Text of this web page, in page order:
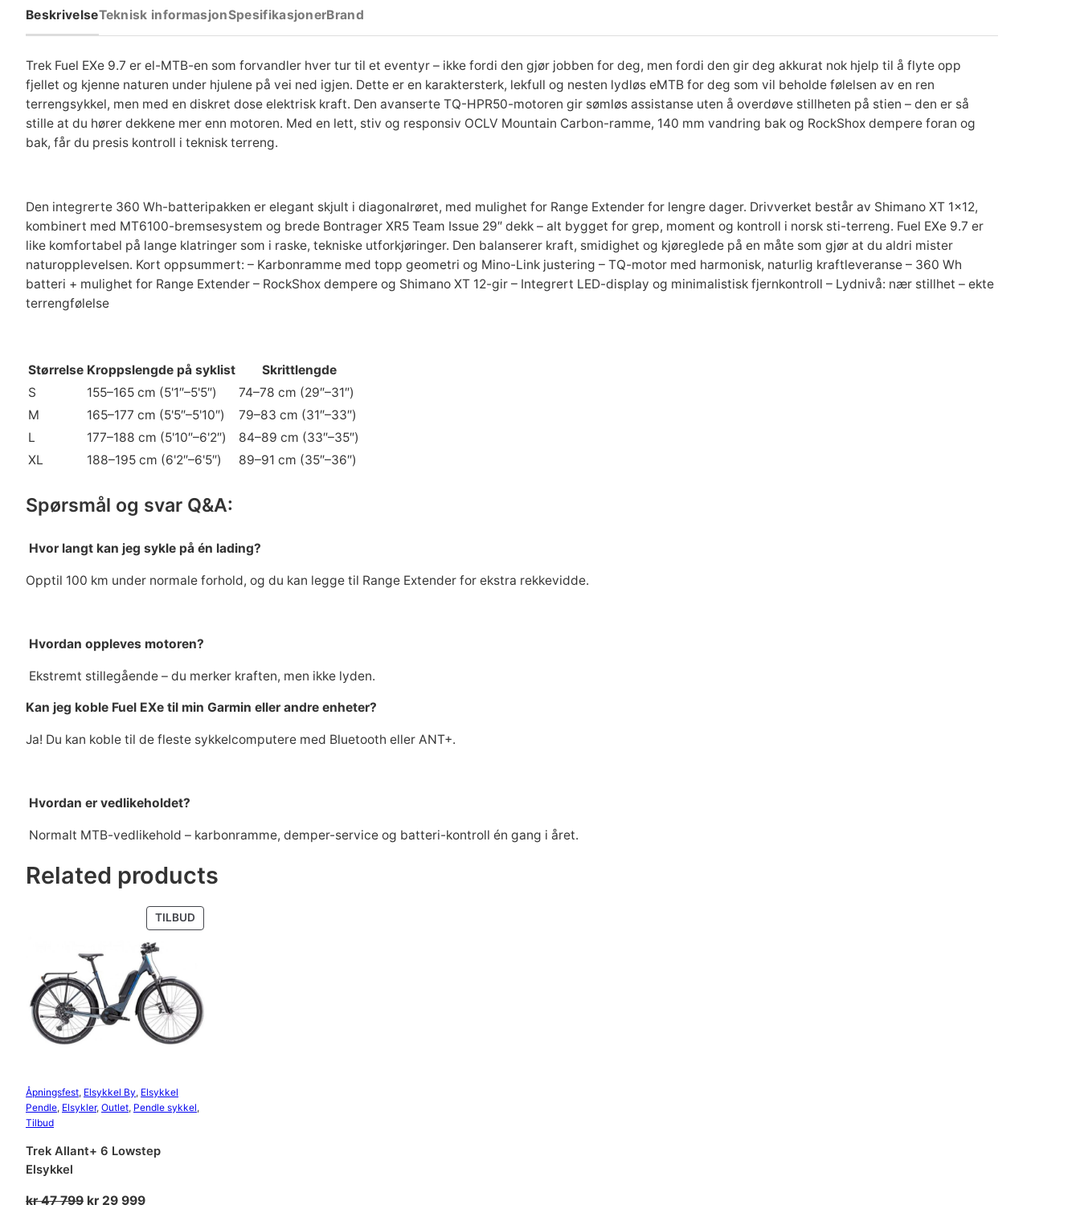
g
s
y
k
k
e
BeskrivelseTeknisk informasjonSpesifikasjonerBrand
Trek Fuel EXe 9.7 er el-MTB-en som forvandler hver tur til et eventyr – ikke fordi den gjør jobben for deg, men fordi den gir deg akkurat nok hjelp til å flyte opp
fjellet og kjenne naturen under hjulene på vei ned igjen. Dette er en karaktersterk, lekfull og nesten lydløs eMTB for deg som vil beholde følelsen av en ren
terrengsykkel, men med en diskret dose elektrisk kraft. Den avanserte TQ-HPR50-motoren gir sømløs assistanse uten å overdøve stillheten på stien – den er så
stille at du hører dekkene mer enn motoren. Med en lett, stiv og responsiv OCLV Mountain Carbon-ramme, 140 mm vandring bak og RockShox dempere foran og
bak, får du presis kontroll i teknisk terreng.
Den integrerte 360 Wh-batteripakken er elegant skjult i diagonalrøret, med mulighet for Range Extender for lengre dager. Drivverket består av Shimano XT 1×12,
kombinert med MT6100-bremsesystem og brede Bontrager XR5 Team Issue 29″ dekk – alt bygget for grep, moment og kontroll i norsk sti-terreng. Fuel EXe 9.7 er
like komfortabel på lange klatringer som i raske, tekniske utforkjøringer. Den balanserer kraft, smidighet og kjøreglede på en måte som gjør at du aldri mister
naturopplevelsen. Kort oppsummert: – Karbonramme med topp geometri og Mino-Link justering – TQ-motor med harmonisk, naturlig kraftleveranse – 360 Wh
batteri + mulighet for Range Extender – RockShox dempere og Shimano XT 12-gir – Integrert LED-display og minimalistisk fjernkontroll – Lydnivå: nær stillhet – ekte
terrengfølelse
Størrelse Kroppslengde på syklist
Skrittlengde
S
155–165 cm (5'1″–5'5″)
74–78 cm (29″–31″)
M
165–177 cm (5'5″–5'10″)
79–83 cm (31″–33″)
L
177–188 cm (5'10″–6'2″)
84–89 cm (33″–35″)
XL
188–195 cm (6'2″–6'5″) 89–91 cm (35″–36″)
Spørsmål og svar Q&A:
Hvor langt kan jeg sykle på én lading?
Opptil 100 km under normale forhold, og du kan legge til Range Extender for ekstra rekkevidde.
Hvordan oppleves motoren?
Ekstremt stillegående – du merker kraften, men ikke lyden.
Kan jeg koble Fuel EXe til min Garmin eller andre enheter?
Ja! Du kan koble til de fleste sykkelcomputere med Bluetooth eller ANT+.
Hvordan er vedlikeholdet?
Normalt MTB-vedlikehold – karbonramme, demper-service og batteri-kontroll én gang i året.
Related products
TILBUD
PÅ
Åpningsfest, Elsykkel By, Elsykkel
Pendle, Elsykler, Outlet, Pendle sykkel
Tilbud
Trek Allant+ 6 Lowstep
Elsykkel
kr47 799 Opprinnelig
kr 29 999Nåværende